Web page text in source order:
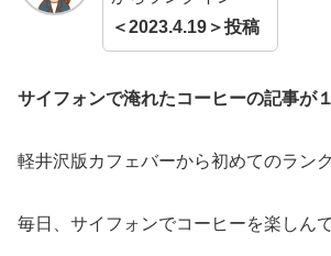
＜2023.4.19＞投稿
サイフォンで淹れたコーヒーの記事が１
軽井沢版カフェバーから初めてのランク
毎日、サイフォンでコーヒーを楽しん